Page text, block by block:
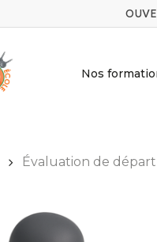
Nos
Évaluation de